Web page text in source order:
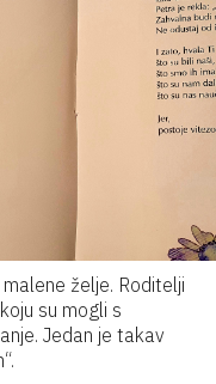
želje. Roditelji
su mogli s
Jedan je takav